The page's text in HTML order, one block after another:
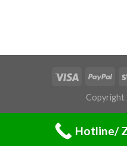
Copyright
Hotline/